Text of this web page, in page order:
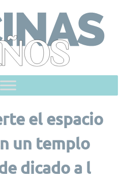
content
el espacio
un templo
dicado a l